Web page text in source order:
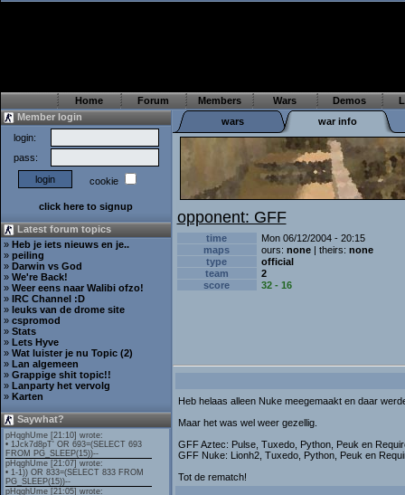
Home Forum Members Wars Demos
Member login
login:
pass:
cookie
click here to signup
Latest forum topics
» Heb je iets nieuws en je..
» peiling
» Darwin vs God
» We're Back!
» Weer eens naar Walibi ofzo!
» IRC Channel :D
» leuks van de drome site
» cspromod
» Stats
» Lets Hyve
» Wat luister je nu Topic (2)
» Lan algemeen
» Grappige shit topic!!
» Lanparty het vervolg
» Karten
Saywhat?
wars war info
opponent: GFF
time
Mon 06/12/2004 - 20:15
maps
ours: none| theirs: none
type
official
team
2
score
32 - 16
Heb helaas alleen Nuke meegemaakt en daar
Maar het was wel weer gezellig.
GFF Aztec: Pulse, Tuxedo, Python, Peuk en
GFF Nuke: Lionh2, Tuxedo, Python, Peuk en
Tot de rematch!